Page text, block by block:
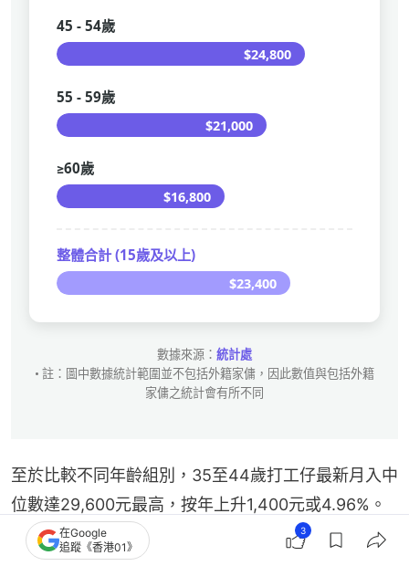
至於比較不同年齡組別，35至44歲打工仔最新月入中
位數達29,600元最高，按年上升1,400元或4.96%。
更多《研數所》文章：
在Google
追蹤《香港01》
3